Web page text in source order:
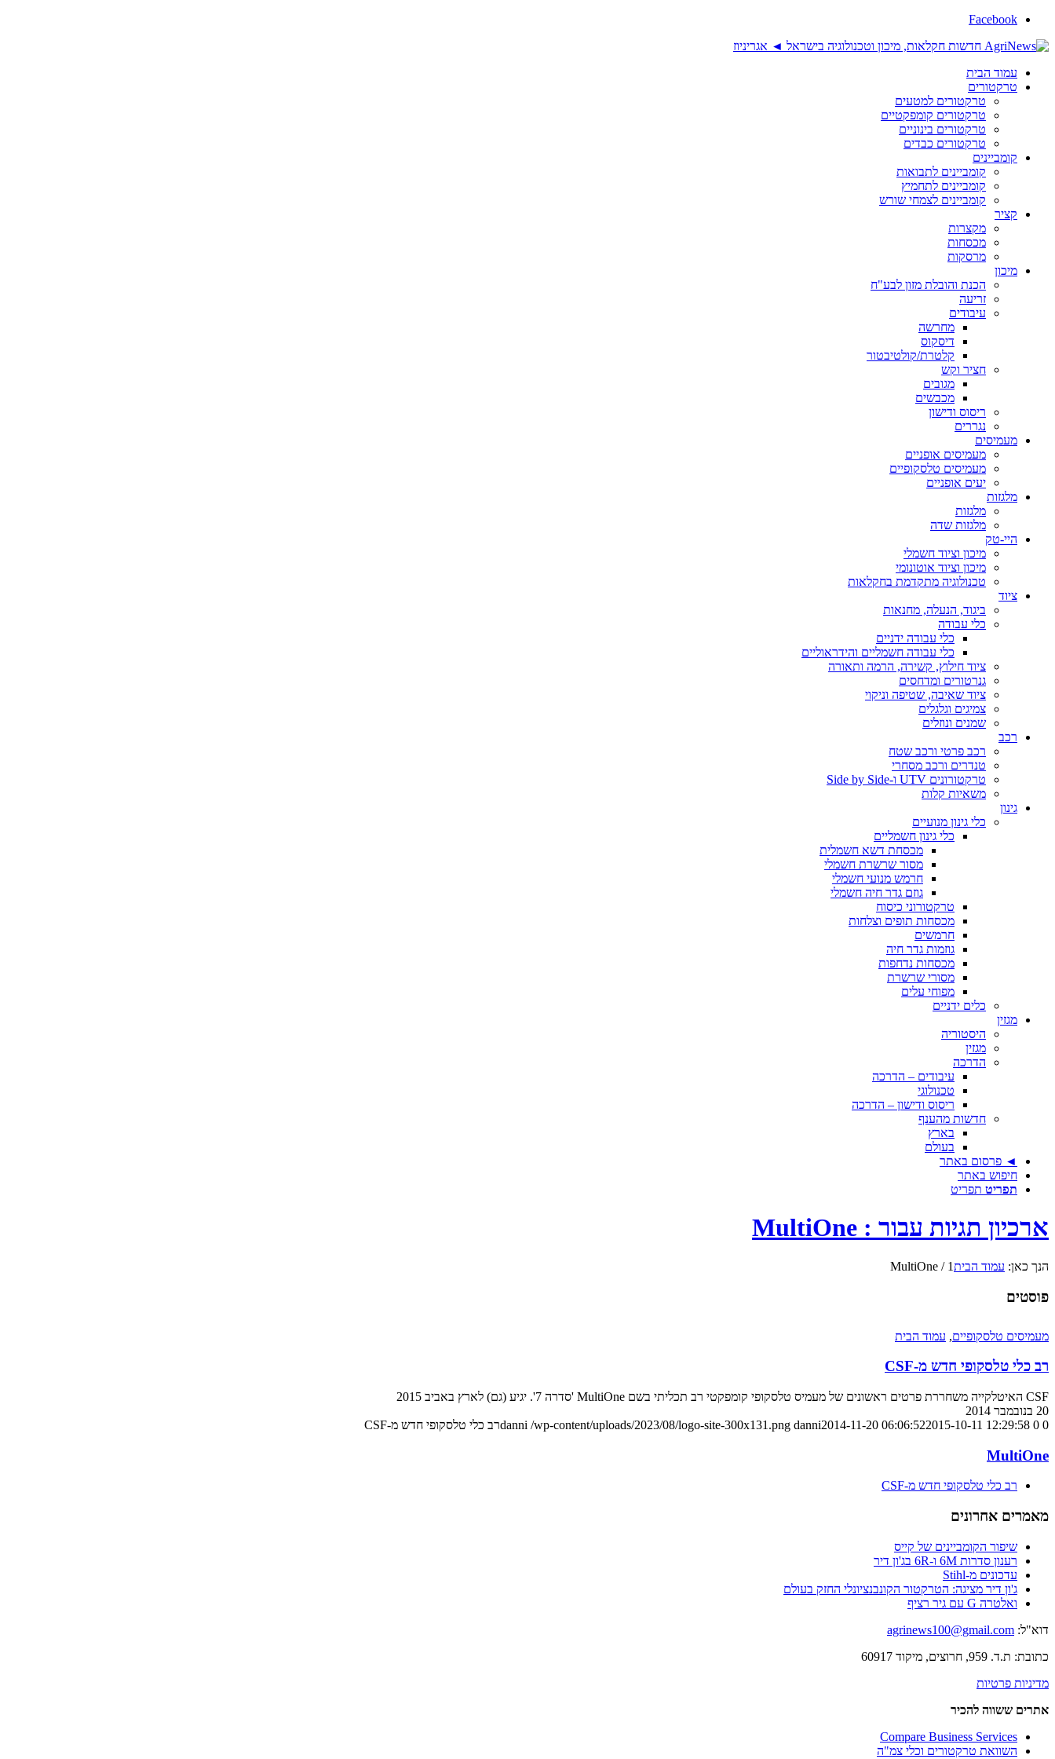
Facebook
עמוד הבית
טרקטורים
טרקטורים למטעים
טרקטורים קומפקטיים
טרקטורים בינוניים
טרקטורים כבדים
קומביינים
קומביינים לתבואות
קומביינים לתחמיץ
קומביינים לצמחי שורש
קציר
מקצרות
מכסחות
מרסקות
מיכון
הכנת והובלת מזון לבע"ח
זריעה
עיבודים
מחרשה
דיסקוס
קלטרת/קולטיבטור
חציר וקש
מגובים
מכבשים
ריסוס ודישון
נגררים
מעמיסים
מעמיסים אופניים
מעמיסים טלסקופיים
יעים אופניים
מלגזות
מלגזות
מלגזות שדה
היי-טק
מיכון וציוד חשמלי
מיכון וציוד אוטונומי
טכנולוגיה מתקדמת בחקלאות
ציוד
ביגוד, הנעלה, מחנאות
כלי עבודה
כלי עבודה ידניים
כלי עבודה חשמליים והידראוליים
ציוד חילוץ, קשירה, הרמה ותאורה
גנרטורים ומדחסים
ציוד שאיבה, שטיפה וניקוי
צמיגים וגלגלים
שמנים ונוזלים
רכב
רכב פרטי ורכב שטח
טנדרים ורכב מסחרי
טרקטורונים UTV ו-Side by Side
משאיות קלות
גינון
כלי גינון מנועיים
כלי גינון חשמליים
מכסחת דשא חשמלית
מסור שרשרת חשמלי
חרמש מנועי חשמלי
גוזם גדר חיה חשמלי
טרקטורוני כיסוח
מכסחות תופים וצלחות
חרמשים
גוזמות גדר חיה
מכסחות נדחפות
מסורי שרשרת
מפוחי עלים
כלים ידניים
מגזין
היסטוריה
מגזין
הדרכה
עיבודים – הדרכה
טכנולוגי
ריסוס ודישון – הדרכה
חדשות מהענף
בארץ
בעולם
◄ פרסום באתר
חיפוש באתר
תפריט תפריט
ארכיון תגיות עבור : MultiOne
הנך כאן: עמוד הבית1
/
MultiOne
פוסטים
מעמיסים טלסקופיים, עמוד הבית
רב כלי טלסקופי חדש מ-CSF
CSF האיטלקייה משחררת פרטים ראשונים של מעמיס טלסקופי קומפקטי רב תכליתי בשם MultiOne 'סדרה 7'. יגיע (גם) לארץ באביב 2015
20 בנובמבר 2014
0
0
danni /wp-content/uploads/2023/08/logo-site-300x131.png danni2014-11-20 06:06:522015-10-11 12:29:58 רב כלי טלסקופי חדש מ-CSF
MultiOne
רב כלי טלסקופי חדש מ-CSF
מאמרים אחרונים
שיפור הקומביינים של קייס
רענון סדרות 6M ו-6R בג'ון דיר
עדכונים מ-Stihl
ג'ון דיר מציגה: הטרקטור הקונבנציונלי החזק בעולם
ואלטרה G עם גיר רציף
דוא"ל: agrinews100@gmail.com
כתובת: ת.ד. 959, חרוצים, מיקוד 60917
מדיניות פרטיות
אתרים ששווה להכיר
Compare Business Services
השוואת טרקטורים וכלי צמ"ה